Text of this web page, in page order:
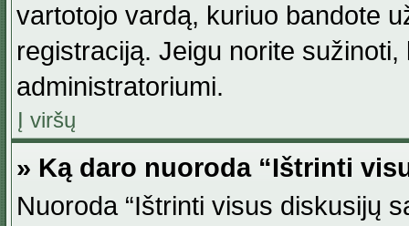
vartotojo vardą, kuriuo bandote
registraciją. Jeigu norite
administratoriumi.
Į viršų
» Ką daro nuoroda “Ištrinti
Nuoroda “Ištrinti visus diskusijų